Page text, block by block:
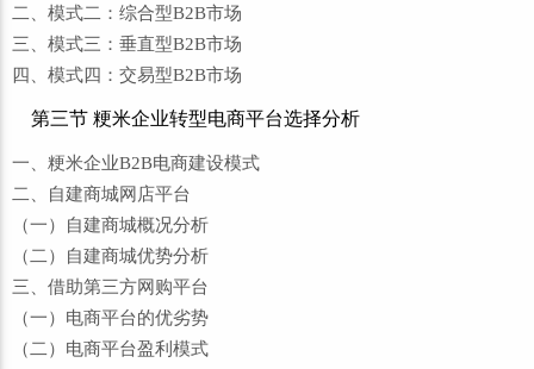
二、模式二：综合型B2B市场
三、模式三：垂直型B2B市场
四、模式四：交易型B2B市场
第三节 粳米企业转型电商平台选择分析
一、粳米企业B2B电商建设模式
二、自建商城网店平台
（一）自建商城概况分析
（二）自建商城优势分析
三、借助第三方网购平台
（一）电商平台的优劣势
（二）电商平台盈利模式